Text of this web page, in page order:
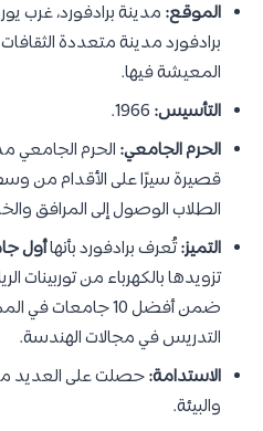
الموقع: مدينة برادفورد، غرب
برادفورد مدينة متعددة
المعيشة فيها.
التأسيس:
الحرم الجامعي: الحرم الجامعي
قصيرة سيرًا على الأقدام من
الطلاب الوصول إلى المرافق
التميز:تُعرف برادفورد بأنهاأول
تزويدها بالكهرباء من توربينات
ضمن أفضل 10
التدريس في مجالات الهندسة.
الاستدامة:حصلت على العديد من
والبيئة.